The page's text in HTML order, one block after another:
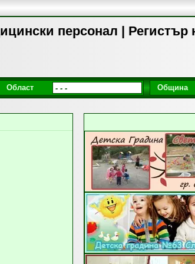
персонал | Регистър
Област Община